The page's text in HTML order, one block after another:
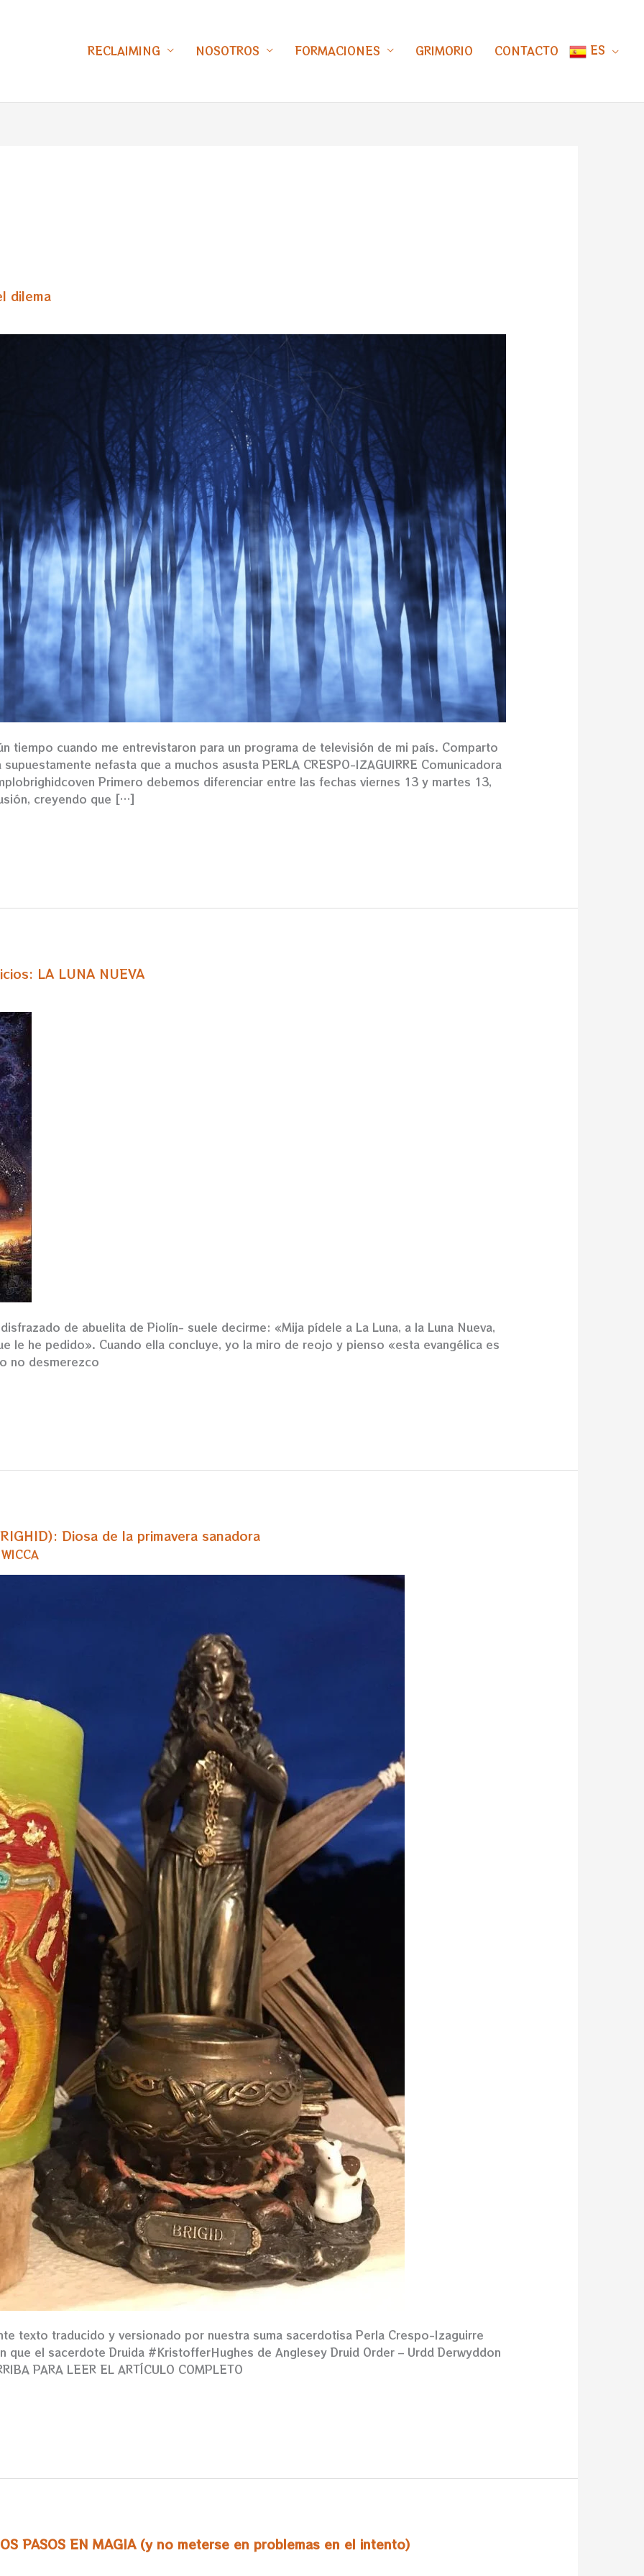
RECLAIMING NOSOTROS FORMACIONES GRIMORIO CONTACTO ES
dilema
tiempo cuando me entrevistaron para un programa de televisión de mi país. Comparto
nefasta que a muchos asusta PERLA CRESPO-IZAGUIRRE Comunicadora
Primero debemos diferenciar entre las fechas viernes 13 y martes 13,
creyendo que […]
LA LUNA NUEVA
de abuelita de Piolín- suele decirme: «Mija pídele a La Luna, a la Luna Nueva,
le he pedido». Cuando ella concluye, yo la miro de reojo y pienso «esta evangélica es
no desmerezco
Diosa de la primavera sanadora
WICCA
texto traducido y versionado por nuestra suma sacerdotisa Perla Crespo-Izaguirre
que el sacerdote Druida #KristofferHughes de Anglesey Druid Order – Urdd Derwyddon
PARA LEER EL ARTÍCULO COMPLETO
PASOS EN MAGIA (y no meterse en problemas en el intento)